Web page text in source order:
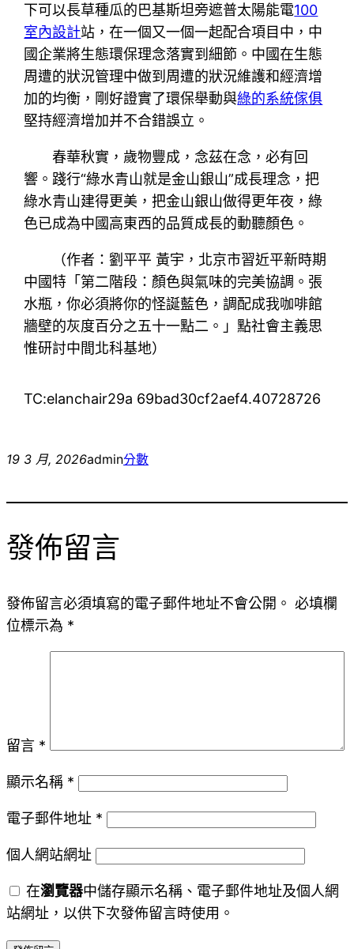
下可以長草種瓜的巴基斯坦旁遮普太陽能電100
室內設計站，在一個又一個一起配合項目中，中
國企業將生態環保理念落實到細節。中國在生態
周遭的狀況管理中做到周遭的狀況維護和經濟增
加的均衡，剛好證實了環保舉動與綠的系統傢俱
堅持經濟增加并不合錯誤立。
春華秋實，歲物豐成，念茲在念，必有回
響。踐行“綠水青山就是金山銀山”成長理念，把
綠水青山建得更美，把金山銀山做得更年夜，綠
色已成為中國高東西的品質成長的動聽顏色。
（作者：劉平平 黃宇，北京市習近平新時期
中國特「第二階段：顏色與氣味的完美協調。張
水瓶，你必須將你的怪誕藍色，調配成我咖啡館
牆壁的灰度百分之五十一點二。」點社會主義思
惟研討中間北科基地）
TC:elanchair29a 69bad30cf2aef4.40728726
19 3 月, 2026admin分數
發佈留言
發佈留言必須填寫的電子郵件地址不會公開。 必填欄
位標示為 *
留言 *
顯示名稱 *
電子郵件地址 *
個人網站網址
在瀏覽器中儲存顯示名稱、電子郵件地址及個人網
站網址，以供下次發佈留言時使用。